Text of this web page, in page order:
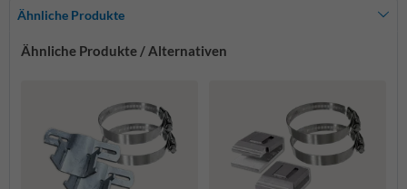
Ähnliche Produkte
Ähnliche Produkte / Alternativen